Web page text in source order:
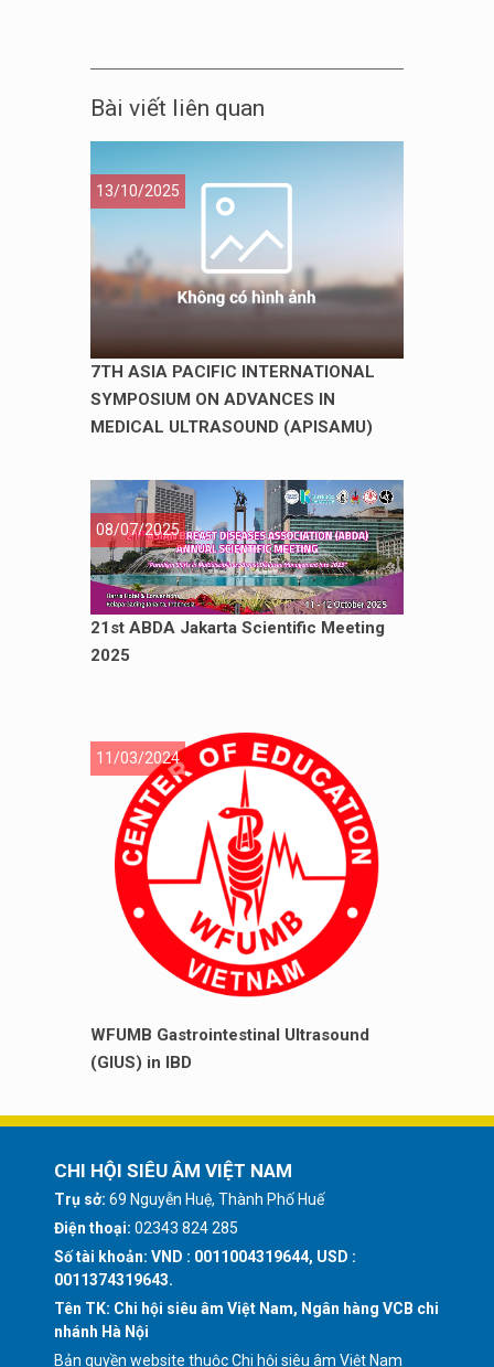
Bài viết liên quan
13/10/2025
7TH ASIA PACIFIC INTERNATIONAL
SYMPOSIUM ON ADVANCES IN
MEDICAL ULTRASOUND (APISAMU)
08/07/2025
21st ABDA Jakarta Scientific Meeting
2025
11/03/2024
WFUMB Gastrointestinal Ultrasound
(GIUS) in IBD
CHI HỘI SIÊU ÂM VIỆT NAM
Trụ sở: 69 Nguyễn Huệ, Thành Phố Huế
Điện thoại: 02343 824 285
Số tài khoản: VND : 0011004319644, USD :
0011374319643.
Tên TK: Chi hội siêu âm Việt Nam, Ngân hàng VCB chi
nhánh Hà Nội
Bản quyền website thuộc Chi hội siêu âm Việt Nam